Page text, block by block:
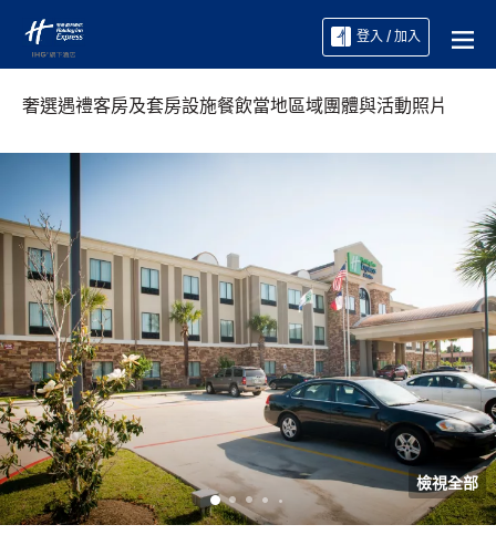
登入 / 加入
奢選遇禮客房及套房設施餐飲當地區域團體與活動照片
檢視全部